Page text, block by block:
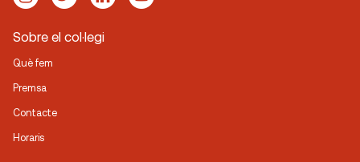
Sobre el col·legi
Què fem
Premsa
Contacte
Horaris